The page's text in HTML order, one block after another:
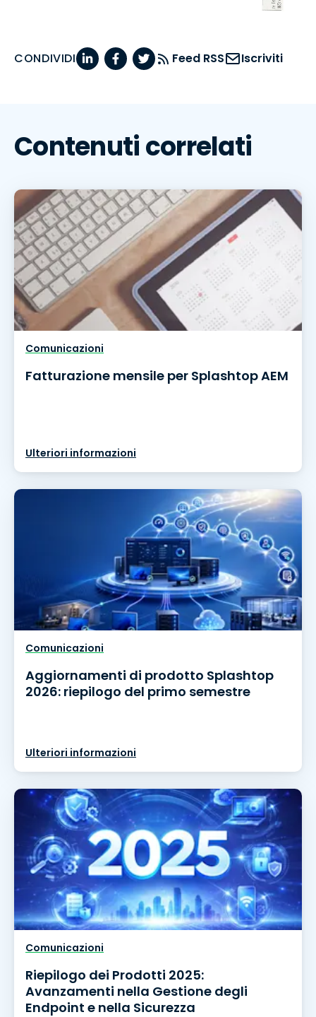
CONDIVIDI Feed RSS Iscriviti
Contenuti correlati
Comunicazioni
Fatturazione mensile per Splashtop AEM
Ulteriori informazioni
Comunicazioni
Aggiornamenti di prodotto Splashtop
2026: riepilogo del primo semestre
Ulteriori informazioni
Comunicazioni
Riepilogo dei Prodotti 2025:
Avanzamenti nella Gestione degli
Endpoint e nella Sicurezza